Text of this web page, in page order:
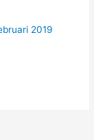
2019